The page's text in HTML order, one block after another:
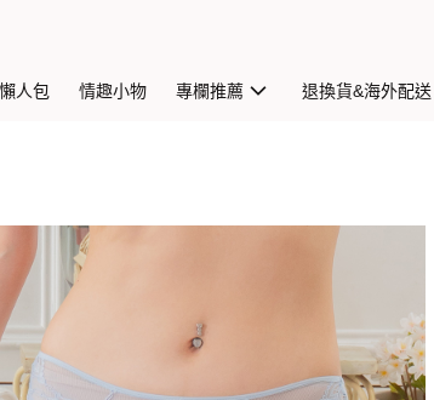
人包 情趣小物 專欄推薦 退換貨&海外配送